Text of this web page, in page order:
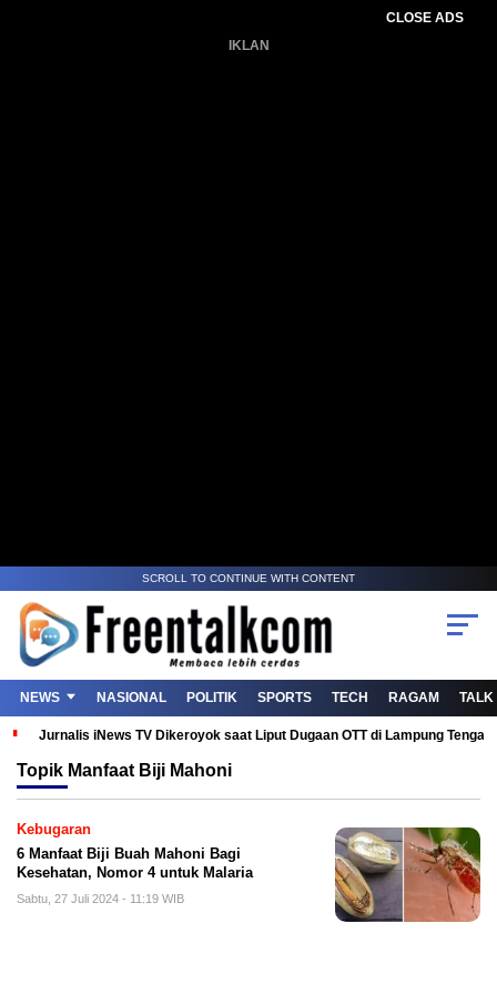
CLOSE ADS
IKLAN
SCROLL TO CONTINUE WITH CONTENT
NEWS NASIONAL POLITIK SPORTS TECH RAGAM TALK
Jurnalis iNews TV Dikeroyok saat Liput Dugaan OTT di Lampung
Topik Manfaat Biji Mahoni
Kebugaran
6 Manfaat Biji Buah Mahoni Bagi
Kesehatan, Nomor 4 untuk Malaria
Sabtu, 27 Juli 2024 - 11:19 WIB